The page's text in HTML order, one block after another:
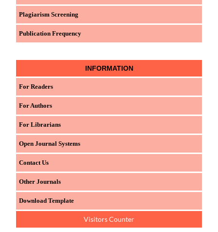
Plagiarism Screening
Publication Frequency
INFORMATION
For Readers
For Authors
For Librarians
Open Journal Systems
Contact Us
Other Journals
Download Template
Visitors Counter